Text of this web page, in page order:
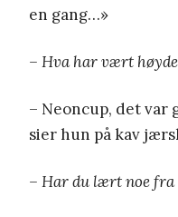
en gang…»
– Hva har vært
– Neoncup, det var
sier hun på kav
– Har du lært noe fra